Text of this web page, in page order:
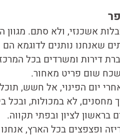
אשכנזי, ולא סתם. מגוון
שאנחנו נותנים לדוגמא הם
דירות ומשרדים בכל
שום פריט מאחור.
יום הפינוי, אל חשש,
מחסנים, לא במכולות, ובכל
בראשון לציון ובפתי תקווה.
ופצפצים בכל הארץ,